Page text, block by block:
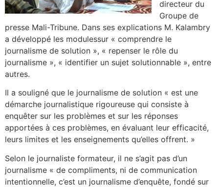
directeur du
Groupe de
presse Mali-Tribune. Dans ses explications M. Kalambry
a développé les modulessur « comprendre le
journalisme de solution », « repenser le rôle du
journalisme », « identifier un sujet solutionnable », entre
autres.
Il a souligné que le journalisme de solution « est une
démarche journalistique rigoureuse qui consiste à
enquêter sur les problèmes et sur les réponses
apportées à ces problèmes, en évaluant leur efficacité,
leurs limites et les enseignements qu’elles offrent. »
Selon le journaliste formateur, il ne s’agit pas d’un
journalisme « de compliments, ni de communication
intentionnelle, c’est un journalisme d’enquête, fondé sur